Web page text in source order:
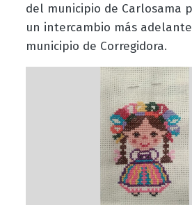
del municipio de Carlosama
un intercambio más
municipio de Corregidora.